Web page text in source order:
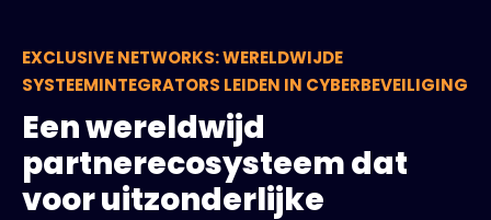
EXCLUSIVE NETWORKS: WERELDWIJDE
SYSTEEMINTEGRATORS LEIDEN IN CYBERBEVEILIGING
Een wereldwijd
partnerecosysteem dat
voor uitzonderlijke